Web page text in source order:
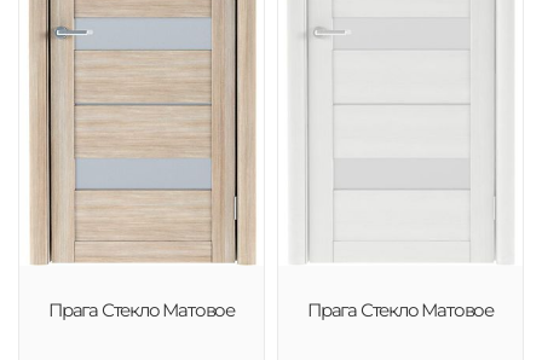
Прага Стекло Матовое Прага Стекло Матовое